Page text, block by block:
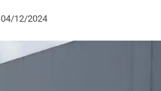
04/12/2024